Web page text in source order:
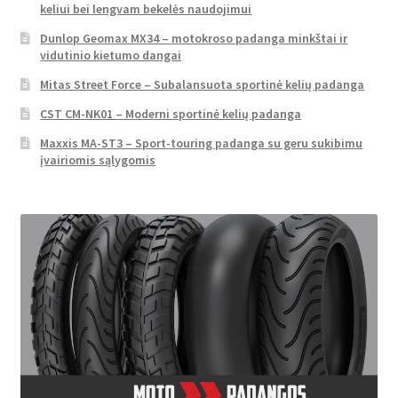
keliui bei lengvam bekelės naudojimui
Dunlop Geomax MX34 – motokroso padanga minkštai ir
vidutinio kietumo dangai
Mitas Street Force – Subalansuota sportinė kelių padanga
CST CM-NK01 – Moderni sportinė kelių padanga
Maxxis MA-ST3 – Sport-touring padanga su geru sukibimu
įvairiomis sąlygomis